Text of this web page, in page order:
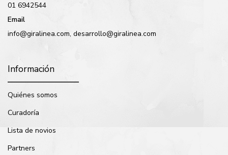
01 6942544
Email
info@giralinea.com, desarrollo@giralinea.com
Información
Quiénes somos
Curadoría
Lista de novios
Partners